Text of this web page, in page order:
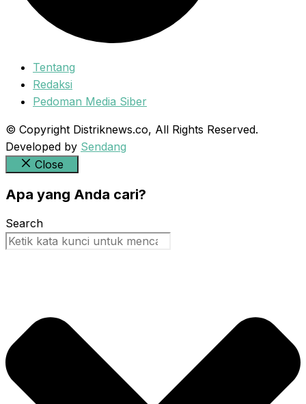
Tentang
Redaksi
Pedoman Media Siber
© Copyright Distriknews.co, All Rights Reserved.
Developed by Sendang
Close
Apa yang Anda cari?
Search